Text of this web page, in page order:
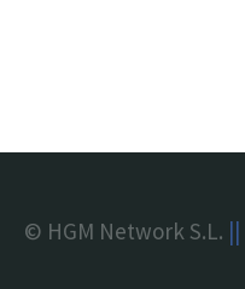
© HGM Network S.L. ||